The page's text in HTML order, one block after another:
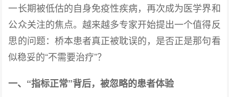
一长期被低估的自身免疫性疾病，再次成为医学界和
公众关注的焦点。越来越多专家开始提出一个值得反
思的问题：桥本患者真正被耽误的，是否正是那句看
似稳妥的“不需要治疗”？
一、“指标正常”背后，被忽略的患者体验